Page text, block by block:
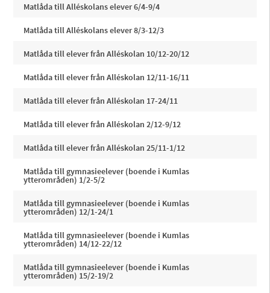
Matlåda till Alléskolans elever 6/4-9/4
Matlåda till Alléskolans elever 8/3-12/3
Matlåda till elever från Alléskolan 10/12-20/12
Matlåda till elever från Alléskolan 12/11-16/11
Matlåda till elever från Alléskolan 17-24/11
Matlåda till elever från Alléskolan 2/12-9/12
Matlåda till elever från Alléskolan 25/11-1/12
Matlåda till gymnasieelever (boende i Kumlas
ytterområden) 1/2-5/2
Matlåda till gymnasieelever (boende i Kumlas
ytterområden) 12/1-24/1
Matlåda till gymnasieelever (boende i Kumlas
ytterområden) 14/12-22/12
Matlåda till gymnasieelever (boende i Kumlas
ytterområden) 15/2-19/2